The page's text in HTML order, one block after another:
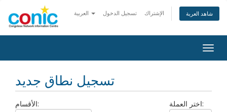
تسجيل الدخول الإشتراك شاهد العربة
تسجيل نطاق جديد
الأقسام: اختر العملة: